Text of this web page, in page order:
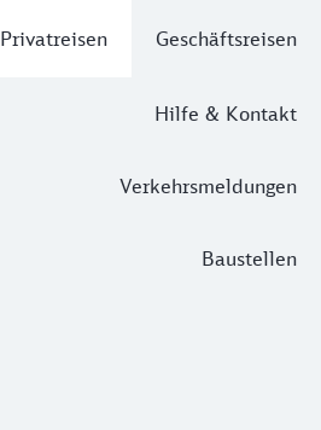
Privatreisen Geschäftsreisen
Hilfe & Kontakt
Verkehrsmeldungen
Baustellen